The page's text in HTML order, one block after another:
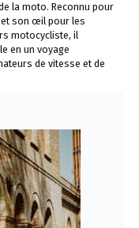
la moto. Reconnu pour
son œil pour les
motocycliste, il
en un voyage
de vitesse et de